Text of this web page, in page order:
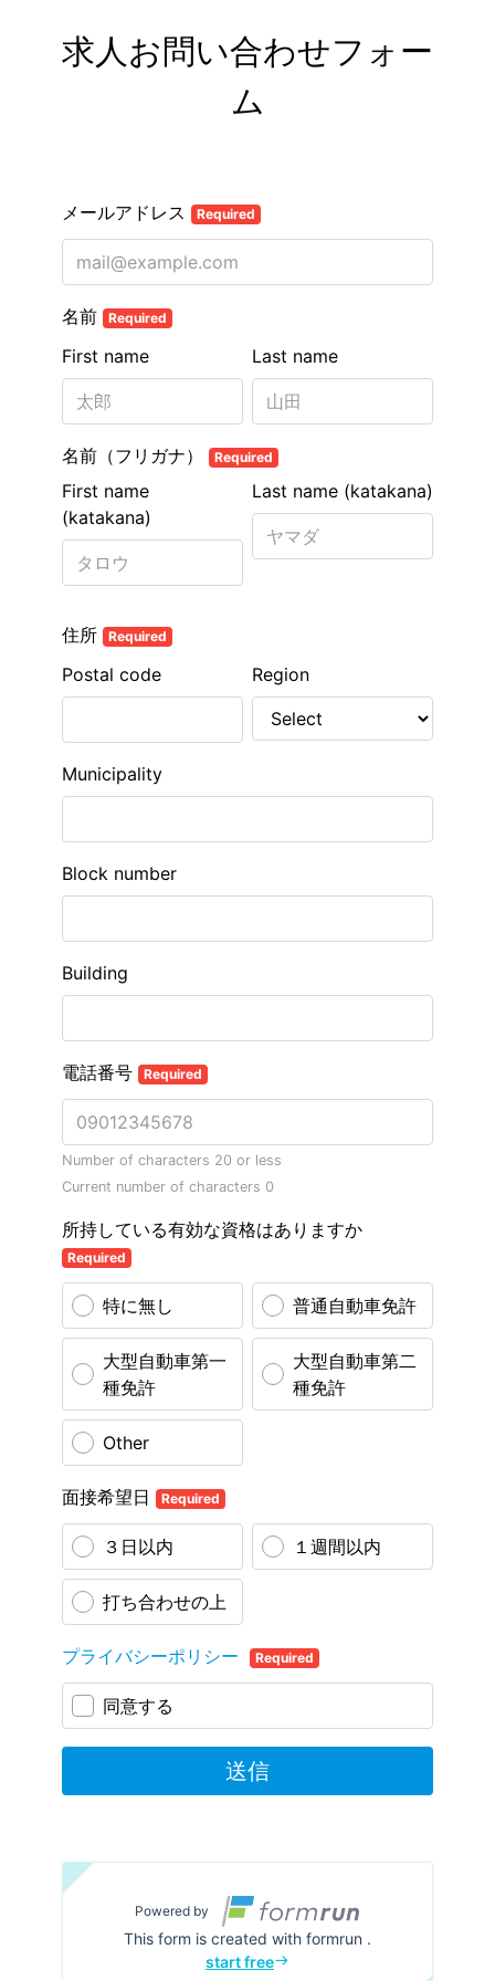
求人お問い合わせフォー
ム
メールアドレス Required
名前 Required
Last name
First name
名前（フリガナ） Required
Last name (katakana)
First name
(katakana)
住所 Required
Postal code Region
Municipality
Block number
Building
電話番号 Required
Number of characters 20 or less
Current number of characters 0
所持している有効な資格はありますか
Required
特に無し 普通自動車免許
大型自動車第一
種免許
大型自動車第二
種免許
Other
面接希望日 Required
３日以内 １週間以内
打ち合わせの上
プライバシーポリシー Required
同意する
送信
Powered by
This form is created with formrun .
start free